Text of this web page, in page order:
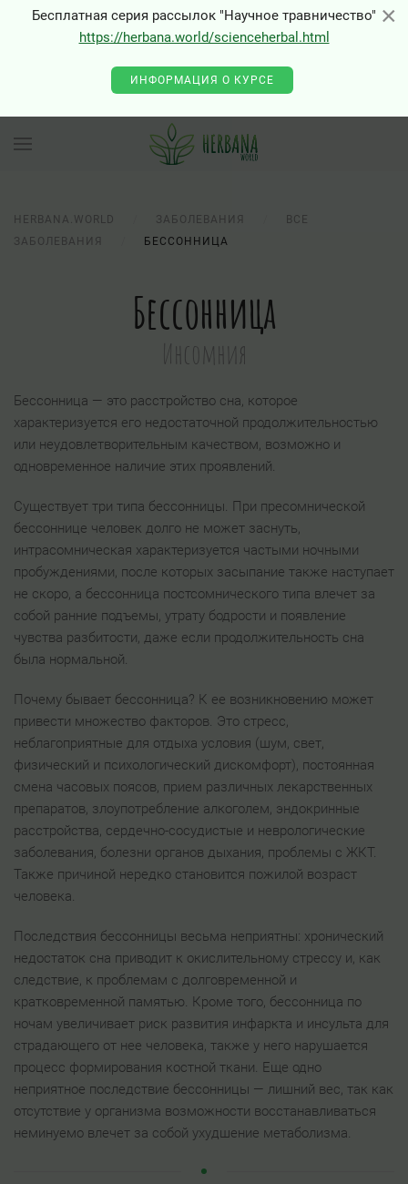
×
Бесплатная серия рассылок "Научное травничество"
https://herbana.world/scienceherbal.html
ИНФОРМАЦИЯ О КУРСЕ
HERBANA.WORLD ЗАБОЛЕВАНИЯ
ВСЕ
ЗАБОЛЕВАНИЯ
БЕССОННИЦА
Бессонница
Инсомния
Бессонница — это расстройство сна, которое
характеризуется его недостаточной продолжительностью
или неудовлетворительным качеством, возможно и
одновременное наличие этих проявлений.
Существует три типа бессонницы. При пресомнической
бессоннице человек долго не может заснуть,
интрасомническая характеризуется частыми ночными
пробуждениями, после которых засыпание также наступает
не скоро, а бессонница постсомнического типа влечет за
собой ранние подъемы, утрату бодрости и появление
чувства разбитости, даже если продолжительность сна
была нормальной.
Почему бывает бессонница? К ее возникновению может
привести множество факторов. Это стресс,
неблагоприятные для отдыха условия (шум, свет,
физический и психологический дискомфорт), постоянная
смена часовых поясов, прием различных лекарственных
препаратов, злоупотребление алкоголем, эндокринные
расстройства, сердечно-сосудистые и неврологические
заболевания, болезни органов дыхания, проблемы с ЖКТ.
Также причиной нередко становится пожилой возраст
человека.
Последствия бессонницы весьма неприятны: хронический
недостаток сна приводит к окислительному стрессу и, как
следствие, к проблемам с долговременной и
кратковременной памятью. Кроме того, бессонница по
ночам увеличивает риск развития инфаркта и инсульта для
страдающего от нее человека, также у него нарушается
процесс формирования костной ткани. Еще одно
неприятное последствие бессонницы — лишний вес, так как
отсутствие у организма возможности восстанавливаться
неминуемо влечет за собой ухудшение метаболизма.
×